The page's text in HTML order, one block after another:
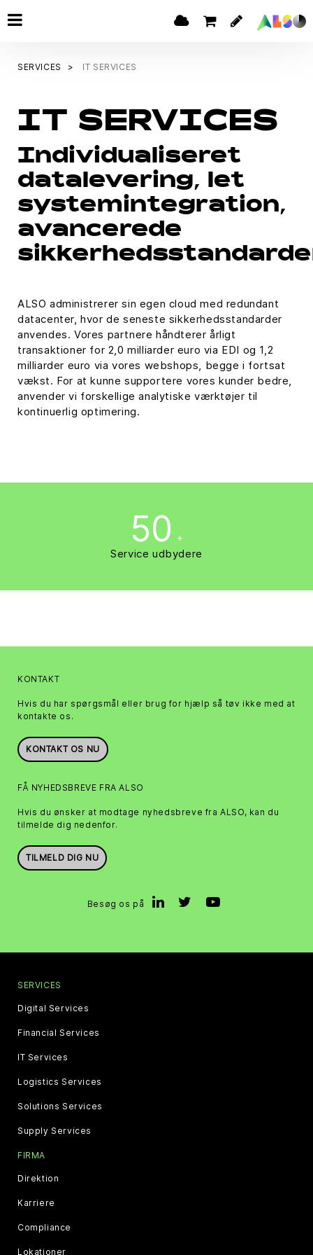
SERVICES IT SERVICES
IT SERVICES
Individualiseret
datalevering, let
systemintegration,
avancerede
ALSO administrerer sin egen cloud med redundant
datacenter, hvor de seneste sikkerhedsstandarder
anvendes. Vores partnere håndterer årligt
transaktioner for 2,0 milliarder euro via EDI og 1,2
milliarder euro via vores webshops, begge i fortsat
vækst. For at kunne supportere vores kunder bedre,
anvender vi forskellige analytiske værktøjer til
kontinuerlig optimering.
50 +
Service udbydere
KONTAKT
Hvis du har spørgsmål eller brug for hjælp så tøv ikke med at
kontakte os.
KONTAKT OS NU
FÅ NYHEDSBREVE FRA ALSO
Hvis du ønsker at modtage nyhedsbreve fra ALSO, kan du
tilmelde dig nedenfor.
TILMELD DIG NU
Besøg os på
SERVICES
Digital Services
Financial Services
IT Services
Logistics Services
Solutions Services
Supply Services
FIRMA
Direktion
Karriere
Compliance
Lokationer